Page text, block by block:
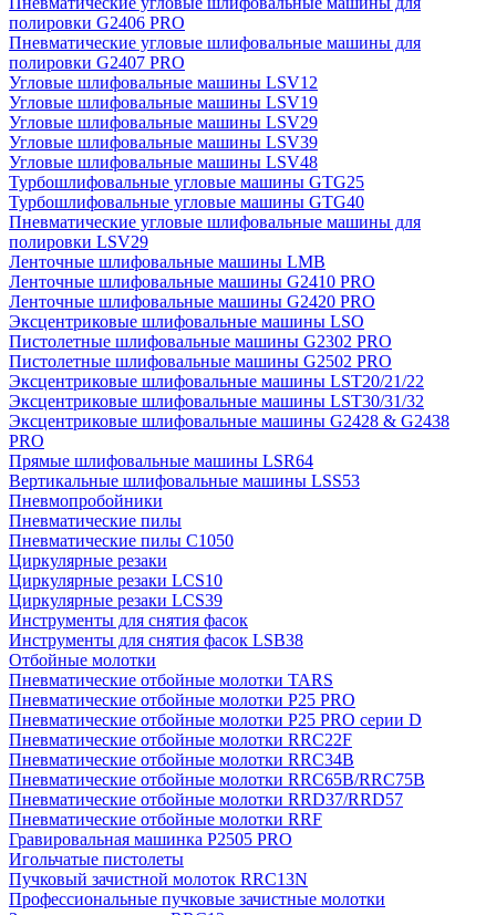
полировки G2406 PRO
Пневматические угловые шлифовальные машины для
полировки G2407 PRO
Угловые шлифовальные машины LSV12
Угловые шлифовальные машины LSV19
Угловые шлифовальные машины LSV29
Угловые шлифовальные машины LSV39
Угловые шлифовальные машины LSV48
Турбошлифовальные угловые машины GTG25
Турбошлифовальные угловые машины GTG40
Пневматические угловые шлифовальные машины для
полировки LSV29
Ленточные шлифовальные машины LMB
Ленточные шлифовальные машины G2410 PRO
Ленточные шлифовальные машины G2420 PRO
Эксцентриковые шлифовальные машины LSO
Пистолетные шлифовальные машины G2302 PRO
Пистолетные шлифовальные машины G2502 PRO
Эксцентриковые шлифовальные машины LST20/21/22
Эксцентриковые шлифовальные машины LST30/31/32
Эксцентриковые шлифовальные машины G2428 & G2438
PRO
Прямые шлифовальные машины LSR64
Вертикальные шлифовальные машины LSS53
Пневмопробойники
Пневматические пилы
Пневматические пилы C1050
Циркулярные резаки
Циркулярные резаки LCS10
Циркулярные резаки LCS39
Инструменты для снятия фасок
Инструменты для снятия фасок LSB38
Отбойные молотки
Пневматические отбойные молотки TARS
Пневматические отбойные молотки P25 PRO
Пневматические отбойные молотки P25 PRO серии D
Пневматические отбойные молотки RRC22F
Пневматические отбойные молотки RRC34B
Пневматические отбойные молотки RRC65B/RRC75B
Пневматические отбойные молотки RRD37/RRD57
Пневматические отбойные молотки RRF
Гравировальная машинка P2505 PRO
Игольчатые пистолеты
Пучковый зачистной молоток RRC13N
Профессиональные пучковые зачистные молотки